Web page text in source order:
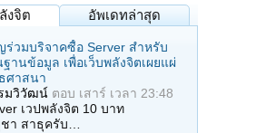
งจิต อัพเดทล่าสุด
ร่วมบริจาคซื้อ Server สำหรับ
ฐานข้อมูล เพื่อเว็บพลังจิตเผยแผ่
ศาสนา
มวิวัฒน์ ตอบ เสาร์ เวลา 23:48
เวปพลังจิต 10 บาท
ชา สาธุครับ…